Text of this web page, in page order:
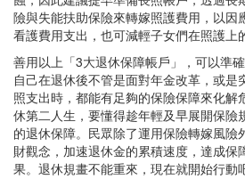
險與失能扶助保險來轉嫁照護費用，以因
看護費用支出，也可減輕子女們在照護上
善用以上「3大退休保障帳戶」，可以準
自己在退休後不管是面對年金改革，或是
照支出時，都能有足夠的保險保障來化解
休第二人生，要懂得趁年輕及早展開保險
的退休保障。民眾除了運用保險轉嫁風險
財觀念，加速退休金的累積速度，達成保
果。退休規畫不能重來，現在就開始行動